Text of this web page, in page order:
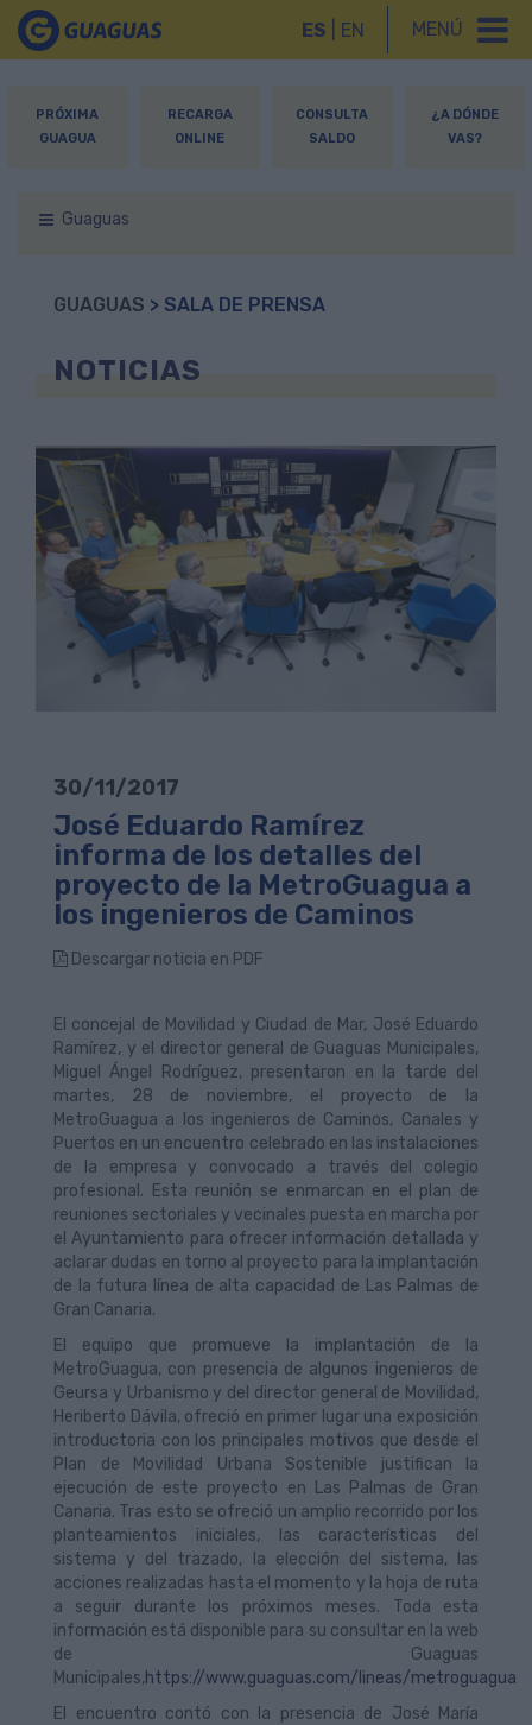
MENÚ
ES EN
PRÓXIMA
GUAGUA
RECARGA
ONLINE
CONSULTA
SALDO
¿A DÓNDE
VAS?
Guaguas
GUAGUAS > SALA DE PRENSA
NOTICIAS
30/11/2017
José Eduardo Ramírez
informa de los detalles del
proyecto de la MetroGuagua a
los ingenieros de Caminos
Descargar noticia en PDF
El concejal de Movilidad y Ciudad de Mar, José Eduardo
Ramírez, y el director general de Guaguas Municipales,
Miguel Ángel Rodríguez, presentaron en la tarde del
martes, 28 de noviembre, el proyecto de la
MetroGuagua a los ingenieros de Caminos, Canales y
Puertos en un encuentro celebrado en las instalaciones
de la empresa y convocado a través del colegio
profesional. Esta reunión se enmarcan en el plan de
reuniones sectoriales y vecinales puesta en marcha por
el Ayuntamiento para ofrecer información detallada y
aclarar dudas en torno al proyecto para la implantación
de la futura línea de alta capacidad de Las Palmas de
Gran Canaria.
El equipo que promueve la implantación de la
MetroGuagua, con presencia de algunos ingenieros de
Geursa y Urbanismo y del director general de Movilidad,
Heriberto Dávila, ofreció en primer lugar una exposición
introductoria con los principales motivos que desde el
Plan de Movilidad Urbana Sostenible justifican la
ejecución de este proyecto en Las Palmas de Gran
Canaria. Tras esto se ofreció un amplio recorrido por los
planteamientos iniciales, las características del
sistema y del trazado, la elección del sistema, las
acciones realizadas hasta el momento y la hoja de ruta
a seguir durante los próximos meses. Toda esta
información está disponible para su consultar en la web
de Guaguas
Municipales,https://www.guaguas.com/lineas/metroguagua
El encuentro contó con la presencia de José María